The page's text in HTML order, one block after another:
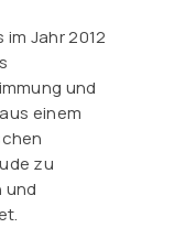
Jahr 2012
und
einem
zu
und